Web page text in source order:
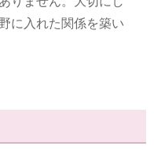
に入れた関係を築い